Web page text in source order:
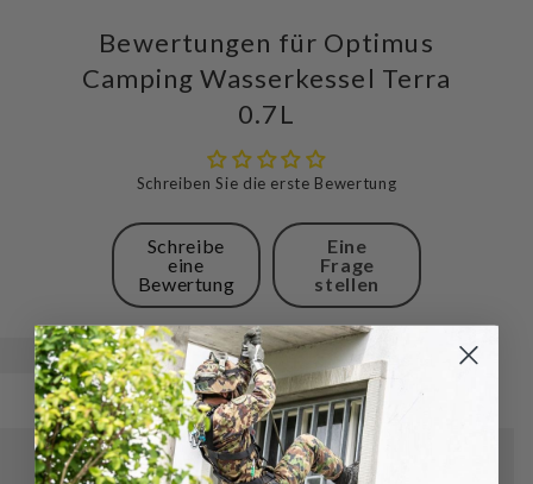
Bewertungen für Optimus
Camping Wasserkessel Terra
0.7L
Schreiben Sie die erste Bewertung
Schreibe
eine
Bewertung
Eine
Frage
stellen